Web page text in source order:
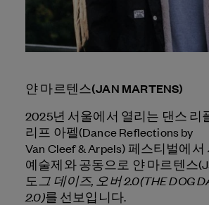
얀 마르텐스(JAN MARTENS)
2025년 서울에서 열리는 댄스 리
리프 아펠(Dance Reflections by
Van Cleef & Arpels) 페스티벌에서
예술제와 공동으로 얀 마르텐스
도 그 데이즈, 오버 2.0(THE DOG
2.0)를 선보입니다.